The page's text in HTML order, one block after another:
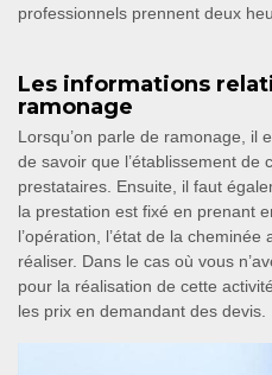
professionnels prennent deux
Les informations
ramonage
Lorsqu’on parle de ramonage, il
de savoir que l’établissement de
prestataires. Ensuite, il faut
la prestation est fixé en prenant
l’opération, l’état de la
réaliser. Dans le cas où vous
pour la réalisation de cette
les prix en demandant des devis.